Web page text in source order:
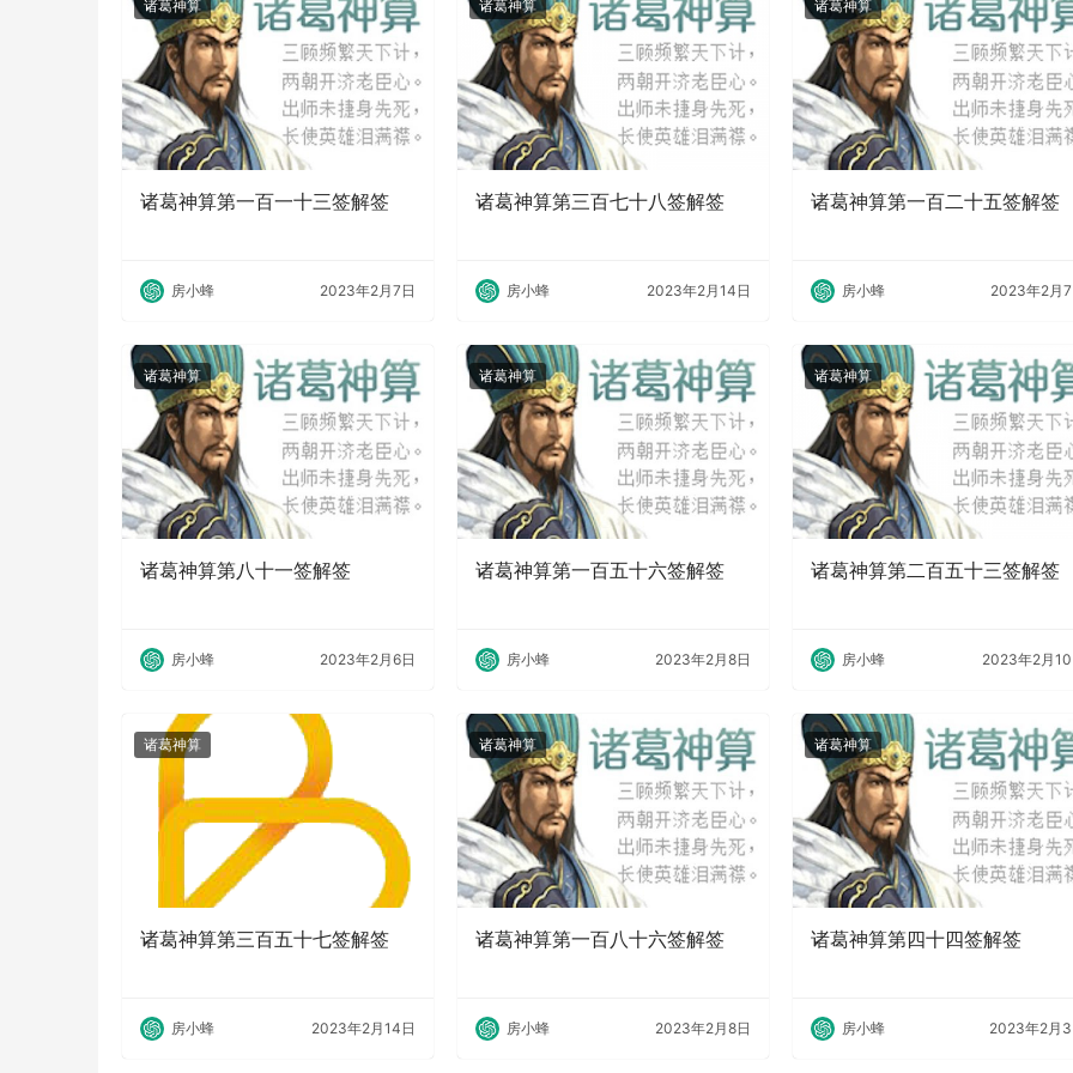
诸葛神算
诸葛神算第一百一十三签解签
房小蜂 2023年2月7日
诸葛神算
诸葛神算第三百七十八签解签
房小蜂 2023年2月14日
诸葛神算
诸葛神算第一百二十五签解签
房小蜂 2023年2月
诸葛神算
诸葛神算第八十一签解签
房小蜂 2023年2月6日
诸葛神算
诸葛神算第一百五十六签解签
房小蜂 2023年2月8日
诸葛神算
诸葛神算第二百五十三签解签
房小蜂 2023年2月
诸葛神算
诸葛神算第三百五十七签解签
房小蜂 2023年2月14日
诸葛神算
诸葛神算第一百八十六签解签
房小蜂 2023年2月8日
诸葛神算
诸葛神算第四十四签解签
房小蜂 2023年2月